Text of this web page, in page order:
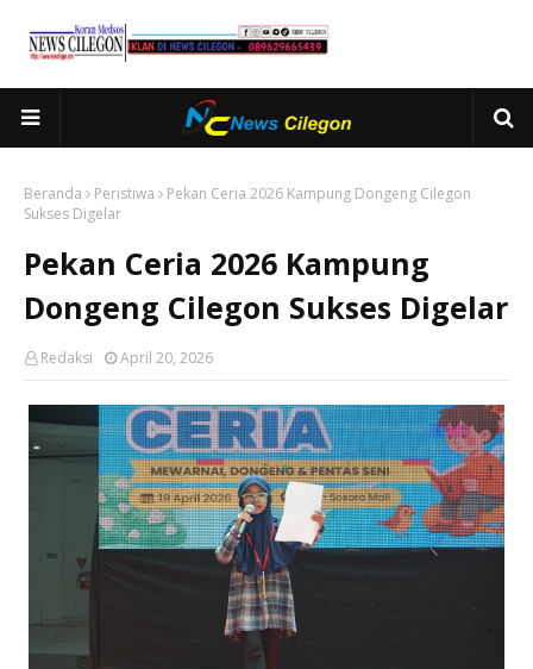
Beranda Peristiwa
Pekan Ceria 2026 Kampung Dongeng Cilegon
Sukses Digelar
Pekan Ceria 2026 Kampung
Dongeng Cilegon Sukses Digelar
Redaksi April 20, 2026